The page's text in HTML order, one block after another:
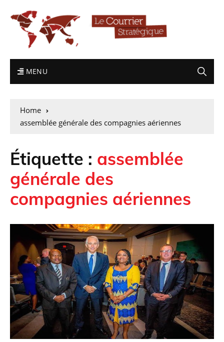
MENU
Home
assemblée générale des compagnies aériennes
Étiquette : assemblée
générale des
compagnies aériennes